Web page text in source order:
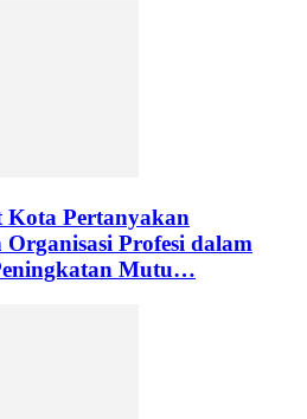
Pertanyakan
Profesi dalam
Mutu…